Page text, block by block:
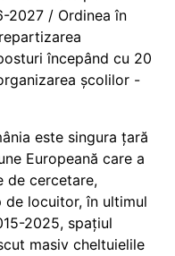
2027 / Ordinea în
începând cu 20
școlilor -
este singura țară
Europeană care a
de cercetare,
de locuitor, în ultimul
2025, spațiul
masiv cheltuielile